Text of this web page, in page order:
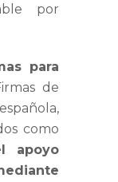
por
para
de
como
apoyo